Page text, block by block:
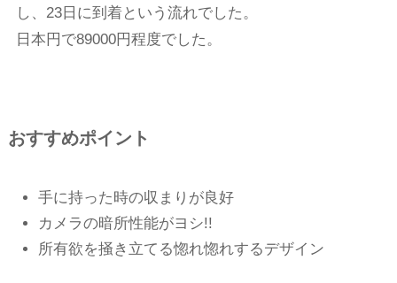
し、23日に到着という流れでした。
日本円で89000円程度でした。
おすすめポイント
手に持った時の収まりが良好
カメラの暗所性能がヨシ!!
所有欲を掻き立てる惚れ惚れするデザイン